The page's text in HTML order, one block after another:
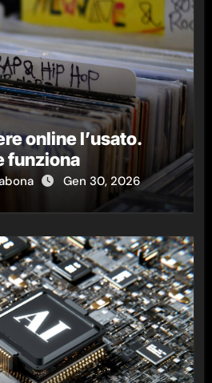
online l’usato.
funziona
Gen 30, 2026